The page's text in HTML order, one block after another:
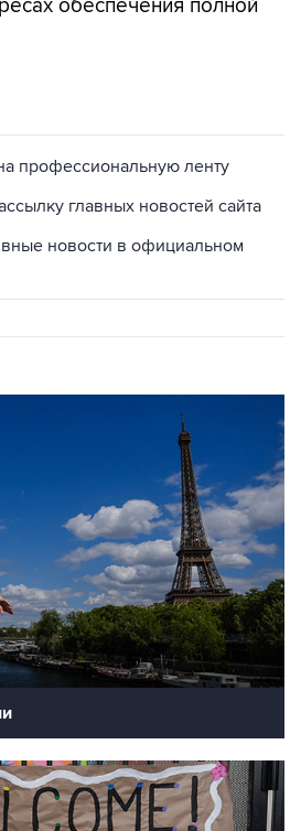
главных новостей сайта
новости в официальном